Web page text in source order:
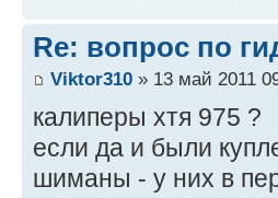
Re: вопрос по
Viktor310 » 13 май 2011
калиперы хтя 975 ?
если да и были
шиманы - у них в